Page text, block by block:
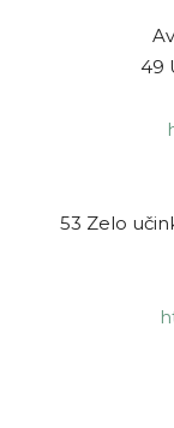
49
53 Zelo